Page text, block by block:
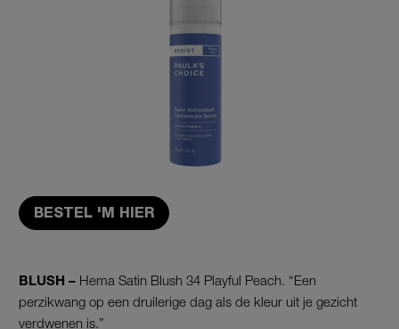
BESTEL 'M HIER
BLUSH – Hema Satin Blush 34 Playful Peach. “Een
perzikwang op een druilerige dag als de kleur uit je gezicht
verdwenen is.”